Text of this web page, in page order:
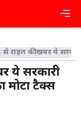
राहत की खबर ये
ये सरकारी
टैक्स